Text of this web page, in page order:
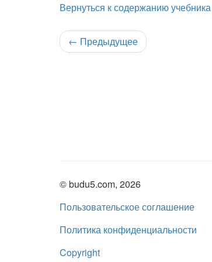
Вернуться к содержанию учебника
← Предыдущее
© budu5.com, 2026
Пользовательское соглашение
Политика конфиденциальности
Copyright